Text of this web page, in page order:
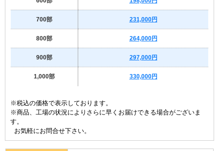
700部 231,000円
800部 264,000円
900部 297,000円
1,000部 330,000円
※税込の価格で表示しております。
※商品、工場の状況によりさらに早くお届けできる場合がございま
す。
お気軽にお問合せ下さい。